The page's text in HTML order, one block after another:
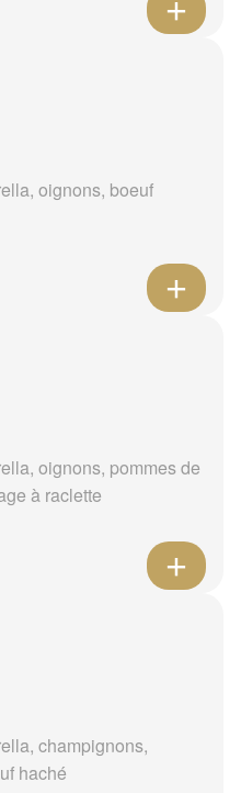
oignons, boeuf
oignons, pommes de
à raclette
champignons,
haché